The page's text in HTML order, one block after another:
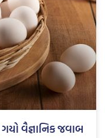
ગયો વૈજ્ઞાનિક જવાબ